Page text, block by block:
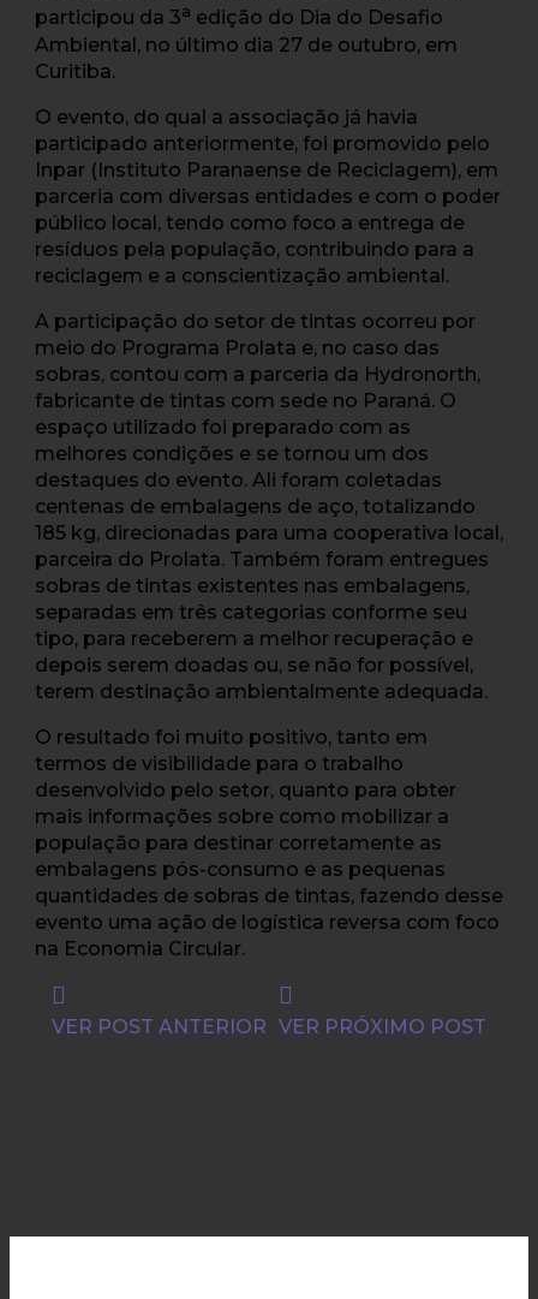
participou da 3a edição do Dia do Desafio
Ambiental, no último dia 27 de outubro, em
Curitiba.
O evento, do qual a associação já havia
participado anteriormente, foi promovido pelo
Inpar (Instituto Paranaense de Reciclagem), em
parceria com diversas entidades e com o poder
público local, tendo como foco a entrega de
resíduos pela população, contribuindo para a
reciclagem e a conscientização ambiental.
A participação do setor de tintas ocorreu por
meio do Programa Prolata e, no caso das
sobras, contou com a parceria da Hydronorth,
fabricante de tintas com sede no Paraná. O
espaço utilizado foi preparado com as
melhores condições e se tornou um dos
destaques do evento. Ali foram coletadas
centenas de embalagens de aço, totalizando
185 kg, direcionadas para uma cooperativa local,
parceira do Prolata. Também foram entregues
sobras de tintas existentes nas embalagens,
separadas em três categorias conforme seu
tipo, para receberem a melhor recuperação e
depois serem doadas ou, se não for possível,
terem destinação ambientalmente adequada.
O resultado foi muito positivo, tanto em
termos de visibilidade para o trabalho
desenvolvido pelo setor, quanto para obter
mais informações sobre como mobilizar a
população para destinar corretamente as
embalagens pós-consumo e as pequenas
quantidades de sobras de tintas, fazendo desse
evento uma ação de logística reversa com foco
na Economia Circular.
VER POST ANTERIOR VER PRÓXIMO POST